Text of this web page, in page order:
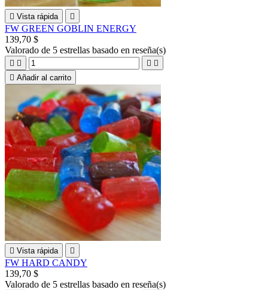
 Vista rápida 
FW GREEN GOBLIN ENERGY
139,70 $
Valorado de 5 estrellas basado en reseña(s)
   
 Añadir al carrito
 Vista rápida 
FW HARD CANDY
139,70 $
Valorado de 5 estrellas basado en reseña(s)